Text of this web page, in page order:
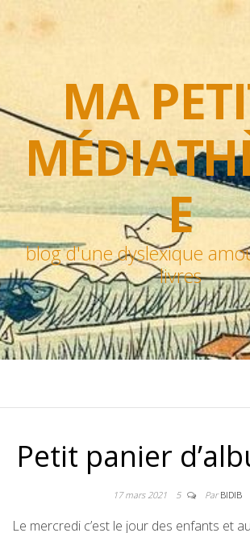
MA
E
blog d'une dyslexique
livres
Petit panier
17 mars 2021 5 ParBIDIB
Le mercredi c’est le jour des enfants et